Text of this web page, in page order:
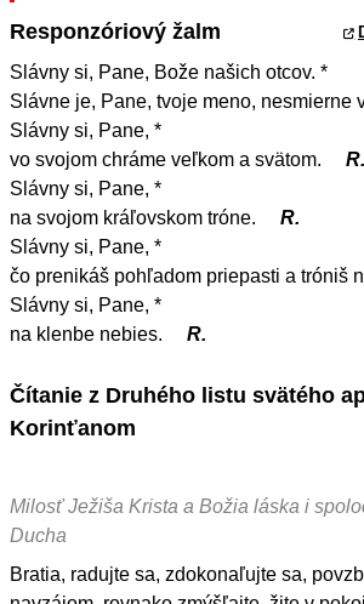
Responzóriový žalm
Slávny si, Pane, Bože našich otcov. *
Slávne je, Pane, tvoje meno, nesmierne
Slávny si, Pane, *
vo svojom chráme veľkom a svätom.
R.
Slávny si, Pane, *
na svojom kráľovskom tróne.
R.
Slávny si, Pane, *
čo prenikáš pohľadom priepasti a tróniš
Slávny si, Pane, *
na klenbe nebies.
R.
Čítanie z Druhého listu svätého
Korinťanom
Milosť Ježiša Krista a Božia láska i
Ducha
Bratia, radujte sa, zdokonaľujte sa,